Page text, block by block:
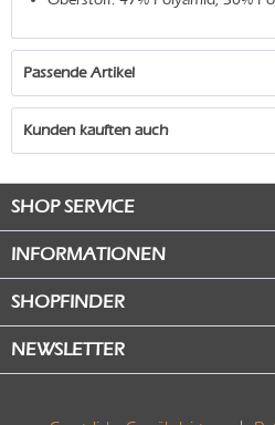
Passende Artikel
Kunden kauften auch
SHOP SERVICE
INFORMATIONEN
SHOPFINDER
NEWSLETTER